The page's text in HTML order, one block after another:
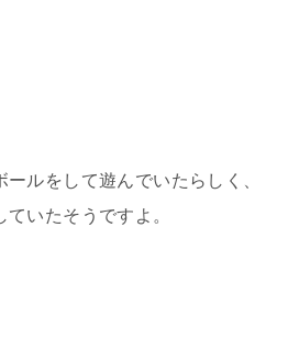
ルをして遊んでいたらしく、
いたそうですよ。